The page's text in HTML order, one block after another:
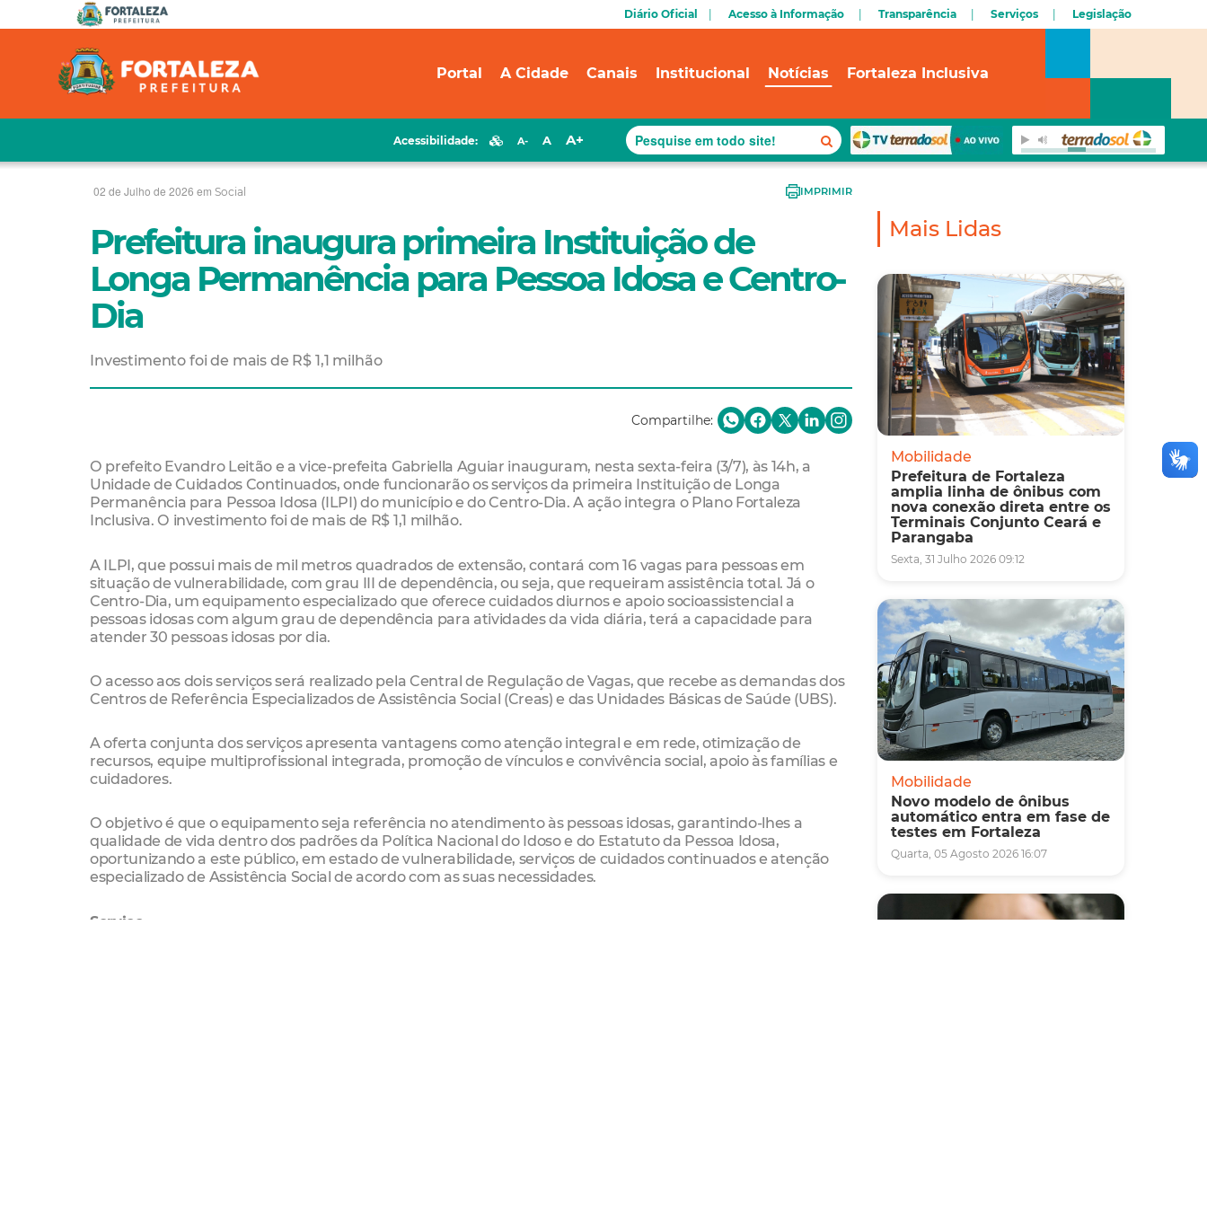
Diário Oficial Acesso à Informação Transparência Serviços Legislação
Portal A Cidade Canais Institucional Notícias Fortaleza Inclusiva
Acessibilidade: A- A A+
02 de Julho de 2026 em Social IMPRIMIR
Prefeitura inaugura primeira Instituição de
Longa Permanência para Pessoa Idosa e Centro-
Dia
Investimento foi de mais de R$ 1,1 milhão
Compartilhe:
O prefeito Evandro Leitão e a vice-prefeita Gabriella Aguiar inauguram, nesta sexta-feira (3/7), às 14h, a
Unidade de Cuidados Continuados, onde funcionarão os serviços da primeira Instituição de Longa
Permanência para Pessoa Idosa (ILPI) do município e do Centro-Dia. A ação integra o Plano Fortaleza
Inclusiva. O investimento foi de mais de R$ 1,1 milhão.
A ILPI, que possui mais de mil metros quadrados de extensão, contará com 16 vagas para pessoas em
situação de vulnerabilidade, com grau III de dependência, ou seja, que requeiram assistência total. Já o
Centro-Dia, um equipamento especializado que oferece cuidados diurnos e apoio socioassistencial a
pessoas idosas com algum grau de dependência para atividades da vida diária, terá a capacidade para
atender 30 pessoas idosas por dia.
O acesso aos dois serviços será realizado pela Central de Regulação de Vagas, que recebe as demandas dos
Centros de Referência Especializados de Assistência Social (Creas) e das Unidades Básicas de Saúde (UBS).
A oferta conjunta dos serviços apresenta vantagens como atenção integral e em rede, otimização de
recursos, equipe multiprofissional integrada, promoção de vínculos e convivência social, apoio às famílias e
cuidadores.
O objetivo é que o equipamento seja referência no atendimento às pessoas idosas, garantindo-lhes a
qualidade de vida dentro dos padrões da Política Nacional do Idoso e do Estatuto da Pessoa Idosa,
oportunizando a este público, em estado de vulnerabilidade, serviços de cuidados continuados e atenção
especializado de Assistência Social de acordo com as suas necessidades.
Serviço
Mais Lidas
Mobilidade
Prefeitura de Fortaleza
amplia linha de ônibus com
nova conexão direta entre os
Terminais Conjunto Ceará e
Parangaba
Sexta, 31 Julho 2026 09:12
Mobilidade
Novo modelo de ônibus
automático entra em fase de
testes em Fortaleza
Quarta, 05 Agosto 2026 16:07